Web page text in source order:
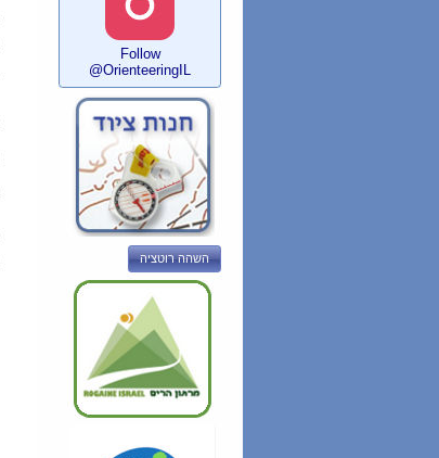
Follow
@OrienteeringIL
השהה רוטציה